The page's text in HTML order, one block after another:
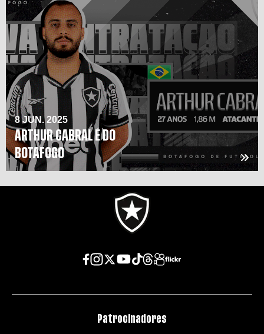
8 JUN. 2025
ARTHUR CABRAL É DO
BOTAFOGO
Patrocinadores